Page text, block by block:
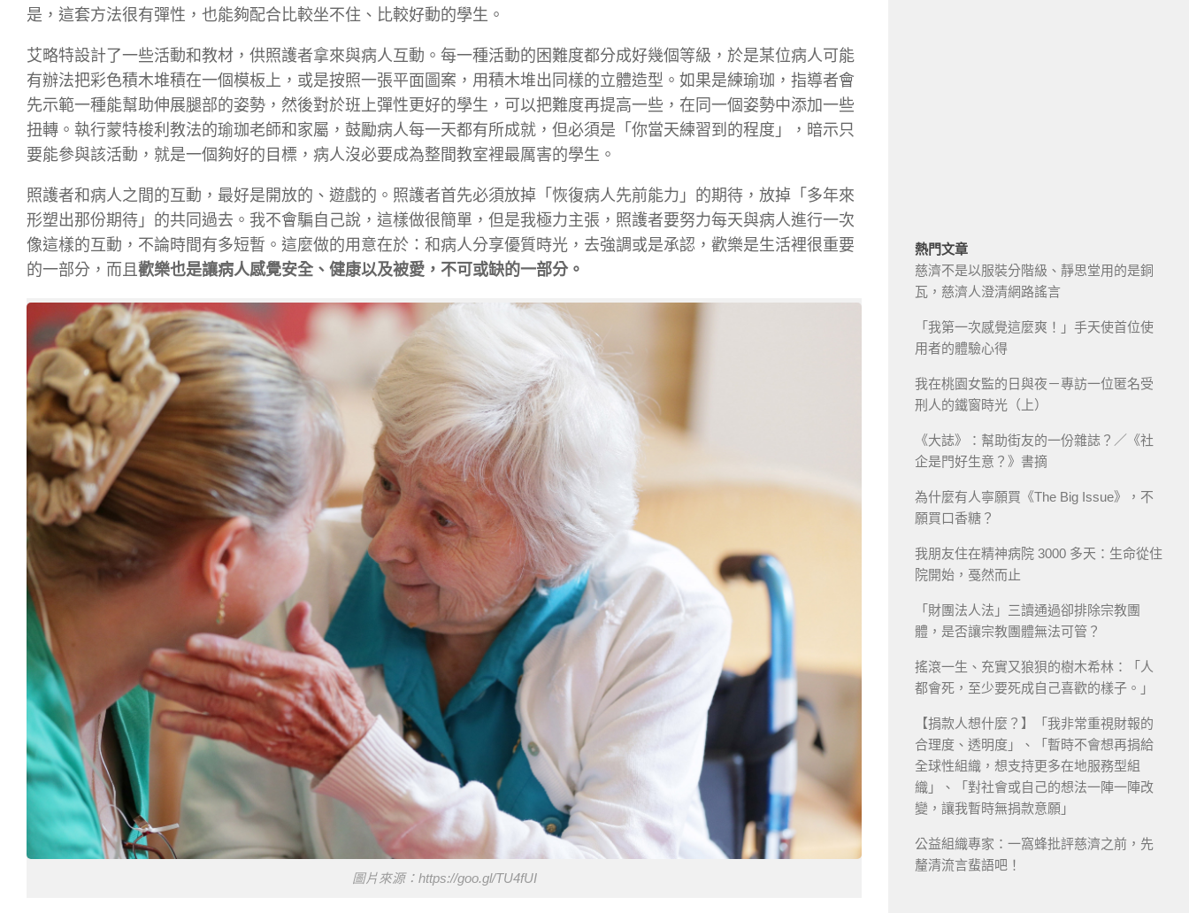
是，這套方法很有彈性，也能夠配合比較坐不住、比較好動的學生。
艾略特設計了一些活動和教材，供照護者拿來與病人互動。每一種活動的困難度都分成好幾個等級，於是某位病人可能
有辦法把彩色積木堆積在一個模板上，或是按照一張平面圖案，用積木堆出同樣的立體造型。如果是練瑜珈，指導者會
先示範一種能幫助伸展腿部的姿勢，然後對於班上彈性更好的學生，可以把難度再提高一些，在同一個姿勢中添加一些
扭轉。執行蒙特梭利教法的瑜珈老師和家屬，鼓勵病人每一天都有所成就，但必須是「你當天練習到的程度」，暗示只
要能參與該活動，就是一個夠好的目標，病人沒必要成為整間教室裡最厲害的學生。
照護者和病人之間的互動，最好是開放的、遊戲的。照護者首先必須放掉「恢復病人先前能力」的期待，放掉「多年來
形塑出那份期待」的共同過去。我不會騙自己說，這樣做很簡單，但是我極力主張，照護者要努力每天與病人進行一次
像這樣的互動，不論時間有多短暫。這麼做的用意在於：和病人分享優質時光，去強調或是承認，歡樂是生活裡很重要
的一部分，而且 歡樂也是讓病人感覺安全、健康以及被愛，不可或缺的一部分。
圖片來源：https://goo.gl/TU4fUI
熱門文章
慈濟不是以服裝分階級、靜思堂用的是銅
瓦，慈濟人澄清網路謠言
「我第一次感覺這麼爽！」手天使首位使
用者的體驗心得
我在桃園女監的日與夜－專訪一位匿名受
刑人的鐵窗時光（上）
《大誌》：幫助街友的一份雜誌？／《社
企是門好生意？》書摘
為什麼有人寧願買《The Big Issue》，不
願買口香糖？
我朋友住在精神病院 3000 多天：生命從住
院開始，戞然而止
「財團法人法」三讀通過卻排除宗教團
體，是否讓宗教團體無法可管？
搖滾一生、充實又狼狽的樹木希林：「人
都會死，至少要死成自己喜歡的樣子。」
【捐款人想什麼？】「我非常重視財報的
合理度、透明度」、「暫時不會想再捐給
全球性組織，想支持更多在地服務型組
織」、「對社會或自己的想法一陣一陣改
變，讓我暫時無捐款意願」
公益組織專家：一窩蜂批評慈濟之前，先
釐清流言蜚語吧！